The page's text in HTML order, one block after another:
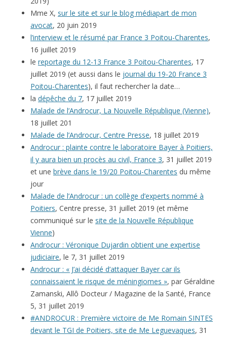
Mme X, sur le site et sur le blog médiapart de mon
avocat, 20 juin 2019
l’interview et le résumé par France 3 Poitou-Charentes,
16 juillet 2019
le reportage du 12-13 France 3 Poitou-Charentes, 17
juillet 2019 (et aussi dans le journal du 19-20 France 3
Poitou-Charentes), il faut rechercher la date…
la dépêche du 7, 17 juillet 2019
Malade de l’Androcur, La Nouvelle République (Vienne),
18 juillet 201
Malade de l’Androcur, Centre Presse, 18 juillet 2019
Androcur : plainte contre le laboratoire Bayer à Poitiers,
il y aura bien un procès au civil, France 3, 31 juillet 2019
et une brève dans le 19/20 Poitou-Charentes du même
jour
Malade de l’Androcur : un collège d’experts nommé à
Poitiers, Centre presse, 31 juillet 2019 (et même
communiqué sur le site de la Nouvelle République
Vienne)
Androcur : Véronique Dujardin obtient une expertise
judiciaire, le 7, 31 juillet 2019
Androcur : « J’ai décidé d’attaquer Bayer car ils
connaissaient le risque de méningiomes », par Géraldine
Zamanski, Allô Docteur / Magazine de la Santé, France
5, 31 juillet 2019
#ANDROCUR : Première victoire de Me Romain SINTES
devant le TGI de Poitiers, site de Me Leguevaques, 31